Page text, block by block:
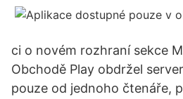
ci o novém rozhraní sekce
Obchodě Play obdržel
pouze od jednoho čtenáře,